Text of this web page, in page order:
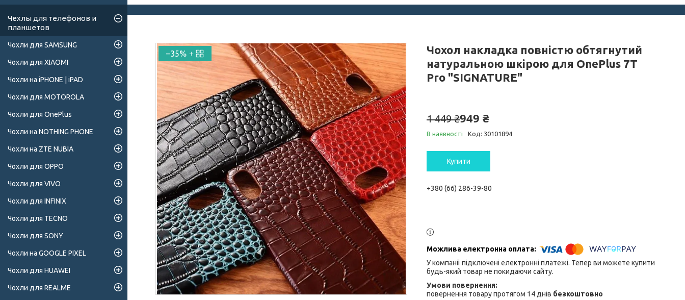
–35%
Чохол накладка повністю обтягнутий
натуральною шкірою для OnePlus 7T
Pro "SIGNATURE"
1 449 ₴949 ₴
В наявності Код: 30101894
Купити
+380 (66) 286-39-80
У компанії підключені електронні платежі. Тепер ви можете купити
будь-який товар не покидаючи сайту.
повернення товару протягом 14 днів безкоштовно
Чехлы для телефонов и
планшетов
Чохли для SAMSUNG
Чохли для XIAOMI
Чохли на iPHONE | iPAD
Чохли для MOTOROLA
Чохли для OnePlus
Чохли на NOTHING PHONE
Чохли на ZTE NUBIA
Чохли для OPPO
Чохли для VIVO
Чохли для INFINIX
Чохли для TECNO
Чохли для SONY
Чохли на GOOGLE PIXEL
Чохли для HUAWEI
Чохли для REALME